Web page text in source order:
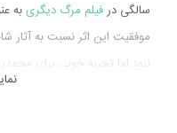
سالگی درفیلم مرگ دیگریبه
موفقیت این اثر نسبت به آثار
نبود اما تجربه خوبی برای
محمد کاسبی